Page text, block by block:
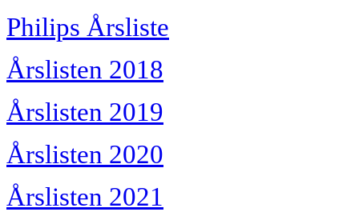
Philips Årsliste
Årslisten 2018
Årslisten 2019
Årslisten 2020
Årslisten 2021